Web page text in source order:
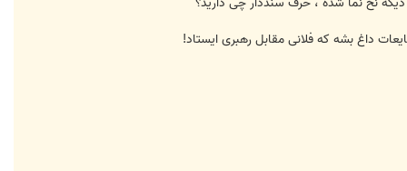
داغ بشه که فلانی مقابل رهبری ایستاد!